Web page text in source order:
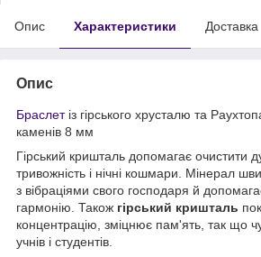
Опис Характеристики Доставка
Опис
Браслетіз гірського хрусталю та
каменів 8 мм
Гірський кришталь допомагає очистити
тривожність і нічні кошмари. Мінерал
з вібраціями свого господаря й
гармонію. Також гірський кришталь
концентрацію, зміцнює пам'ять, так що
учнів і студентів.